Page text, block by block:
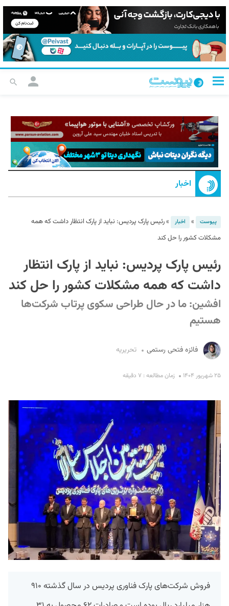
اخبار
پیوست » اخبار »رئیس پارک پردیس: نباید از پارک انتظار داشت که همه
مشکلات کشور را حل کند
رئیس پارک پردیس: نباید از پارک انتظار
داشت که همه مشکلات کشور را حل کند
افشین: ما در حال طراحی سکوی پرتاب شرکت‌ها
هستیم
فائزه فتحی رستمی تحریریه
۲۵ شهریور ۱۴۰۴ زمان مطالعه : ۷ دقیقه
فروش شرکت‌های پارک فناوری پردیس در سال گذشته ۹۱۰